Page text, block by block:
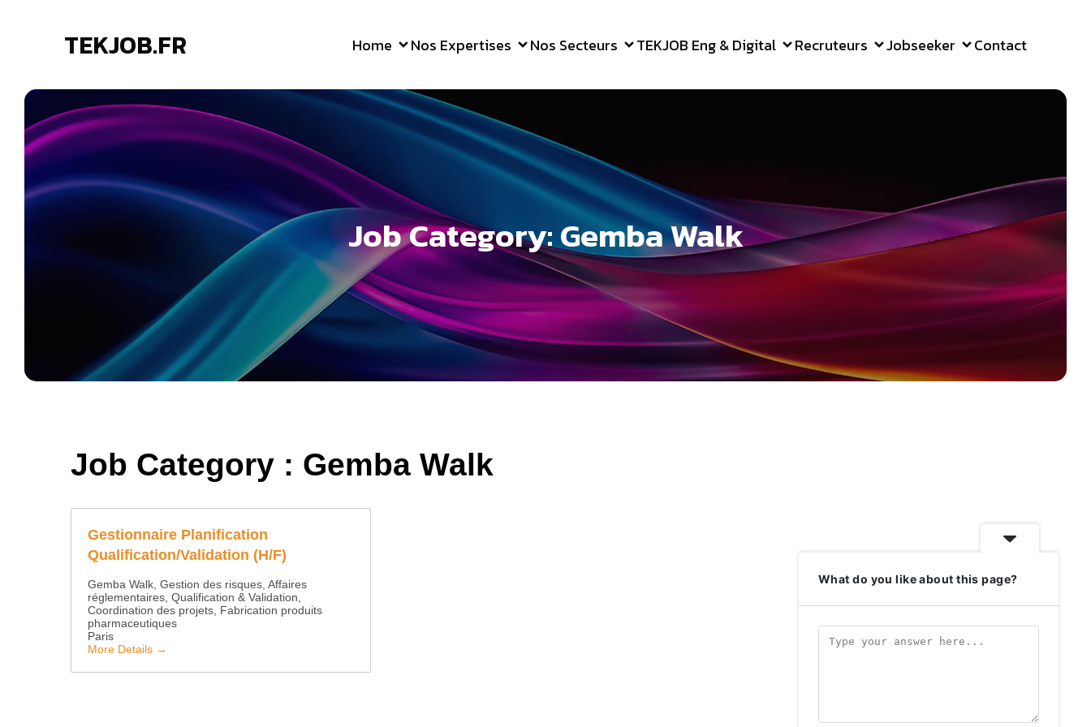
TEKJOB.FR Home Nos Expertises Nos Secteurs TEKJOB Eng & Digital Recruteurs Jobseeker Contact
Job Category: Gemba Walk
Job Category : Gemba Walk
Gestionnaire Planification
Qualification/Validation (H/F)
Gemba Walk Gestion des risques Affaires
réglementaires Qualification & Validation
Coordination des projets Fabrication produits
pharmaceutiques
Paris
More Details
What do you like about this page?